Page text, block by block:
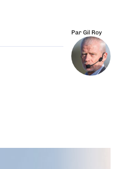
Par Gil Roy